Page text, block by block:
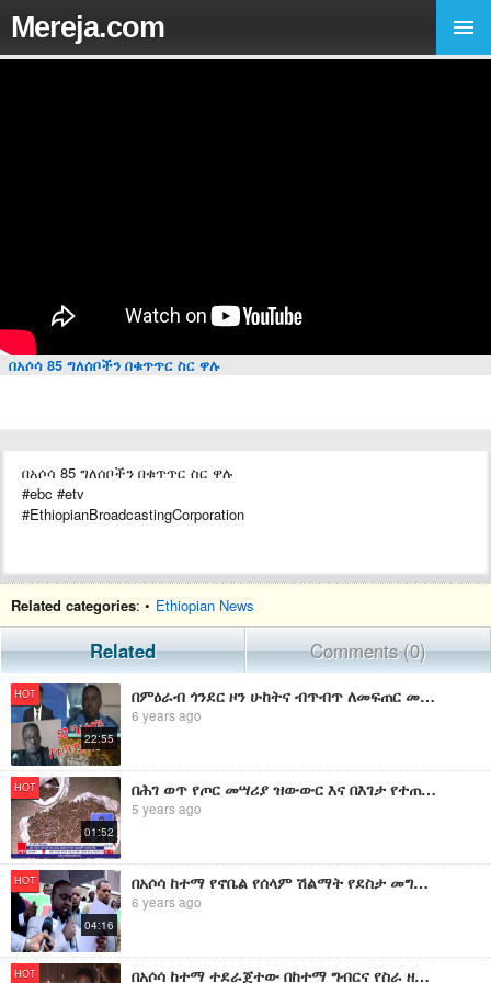
Mereja.com
በአሶሳ 85 ግለሰቦችን በቁጥጥር ስር ዋሉ
በአሶሳ 85 ግለሰቦችን በቁጥጥር ስር ዋሉ
#ebc #etv
#EthiopianBroadcastingCorporation
Related categories: • Ethiopian News
Related Comments (0)
HOT
22:55
በምዕራብ ጎንደር ዞን ሁከትና ብጥብጥ ለመፍጠር መረጃ ሲያቀብሉ የነበሩ 53 ግለሰቦችን በቁጥጥር ስር ውለዋል።
6 years ago
HOT
01:52
በሕገ ወጥ የጦር መሣሪያ ዝውውር እና በእገታ የተጠረጠሩ ግለሰቦችን በቁጥጥር ስር ማዋሉን የባሕር ዳር ከተማ አስተዳደር ፖሊስ መምሪያ አስታወቀ፡፡
5 years ago
HOT
04:16
በአሶሳ ከተማ የኖቤል የሰላም ሽልማት የደስታ መግለጫ ሰላማዊ ሰልፍ ተካሂደ
6 years ago
HOT በአሶሳ ከተማ ተደራጀተው በከተማ ግብርና የስራ ዘርፍ እየሰሩ ያሉ ወጣቶች እና ባለሀብቶች ውጤት እያመጡ መሆኑን ተናገሩ።